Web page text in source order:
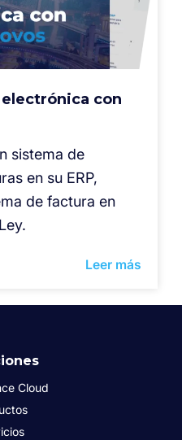
con
sistema de
en su ERP,
de factura en
Leer más
Cloud